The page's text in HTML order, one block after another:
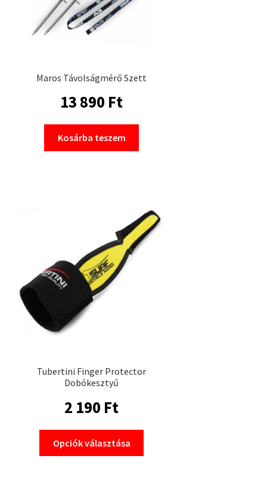
Maros Távolságmérő Szett
13 890 Ft
Kosárba teszem
Tubertini Finger Protector
Dobókesztyű
2 190 Ft
Opciók választása